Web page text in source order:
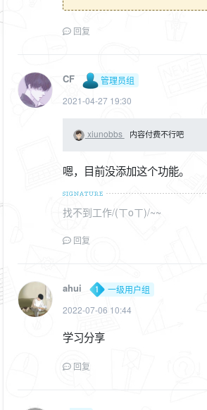
回复
CF
管理员组
2021-04-27 19:30
xiunobbs 内容付费不行吧
嗯，目前没添加这个功能。
找不到工作/(ㄒoㄒ)/~~
回复
ahui
一级用户组
2022-07-06 10:44
学习分享
回复